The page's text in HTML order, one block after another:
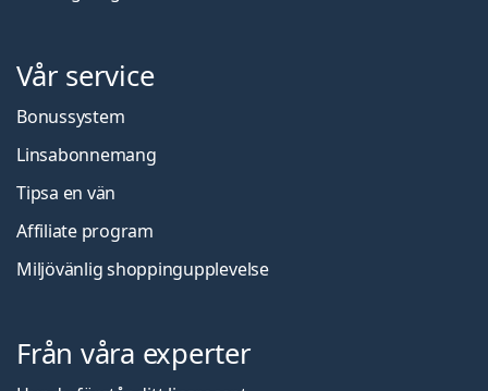
Vår service
Bonussystem
Linsabonnemang
Tipsa en vän
Affiliate program
Miljövänlig shoppingupplevelse
Från våra experter